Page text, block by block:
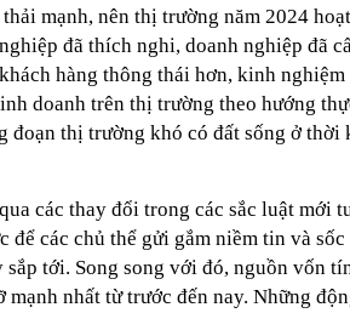
mạnh, nên thị trường năm 2024
đã thích nghi, doanh nghiệp đã
hàng thông thái hơn, kinh
doanh trên thị trường theo hướng
đoạn thị trường khó có đất sống ở
các thay đổi trong các sắc luật mới
để các chủ thể gửi gắm niềm tin và
tới. Song song với đó, nguồn vốn
mạnh nhất từ trước đến nay. Những